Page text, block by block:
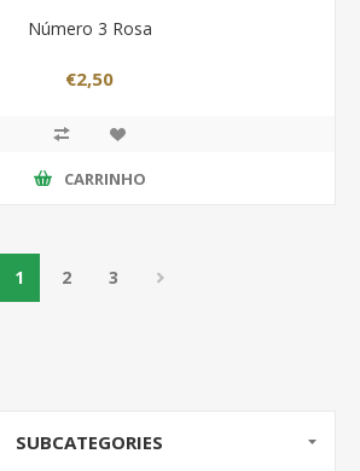
Número 3 Rosa
€2,50
CARRINHO
1 2 3
SUBCATEGORIES